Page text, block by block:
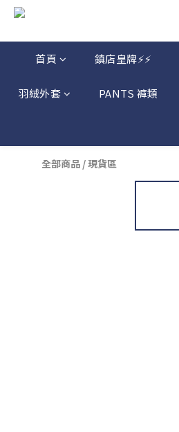
首頁 鎮店皇牌⚡⚡
羽絨外套 PANTS 褲類
全部商品 /現貨區